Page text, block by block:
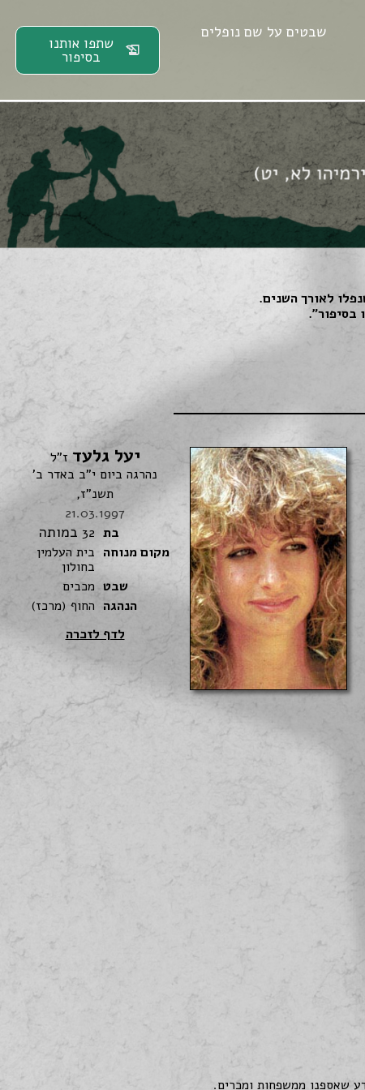
שבטים על שם נופלים
שתפו אותנו
בסיפור
לאורך השנים.
בסיפור״.
יעל גלעדז"ל
נהרגה ביום י"ב באדר ב'
תשנ"ז,
21.03.1997
בת 32 במותה
מקום מנוחה בית העלמין
בחולון
שבט מכבים
הנהגה החוף (מרכז)
לדף לזכרה
שאספנו ממשפחות ומכרים.